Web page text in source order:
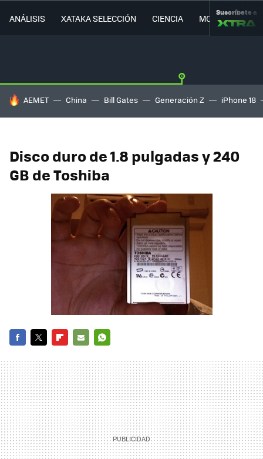
ANÁLISIS XATAKA SELECCIÓN CIENCIA MOVILIDAD
Suscríbete a
HOY SE HABLA DE
AEMET China Bill Gates Generación Z iPhone 18
Disco duro de 1.8 pulgadas y 240
GB de Toshiba
MAIL